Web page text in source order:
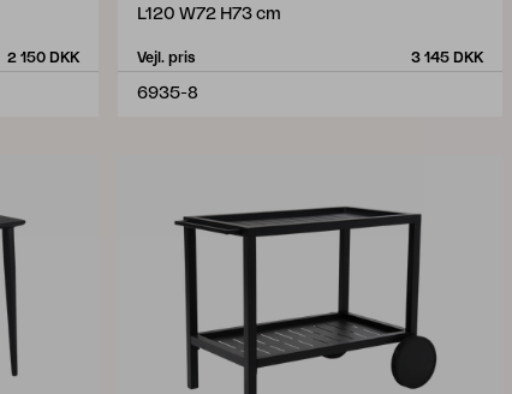
2 150 DKK
L120 W72 H73 cm
Vejl. pris 3 145 DKK
6935-8